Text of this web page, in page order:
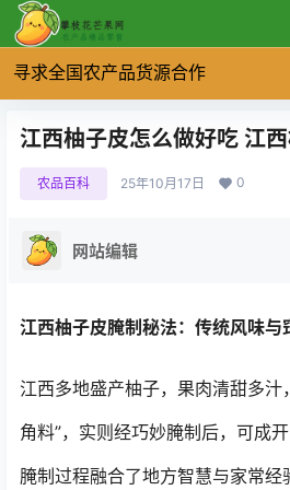
寻求全国农产品货源合作
江西柚子皮怎么做好吃 江
农品百科 25年10月17日 0
网站编辑
江西柚子皮腌制秘法：传统风味与
江西多地盛产柚子，果肉清甜多汁
角料”，实则经巧妙腌制后，可成
腌制过程融合了地方智慧与家常经